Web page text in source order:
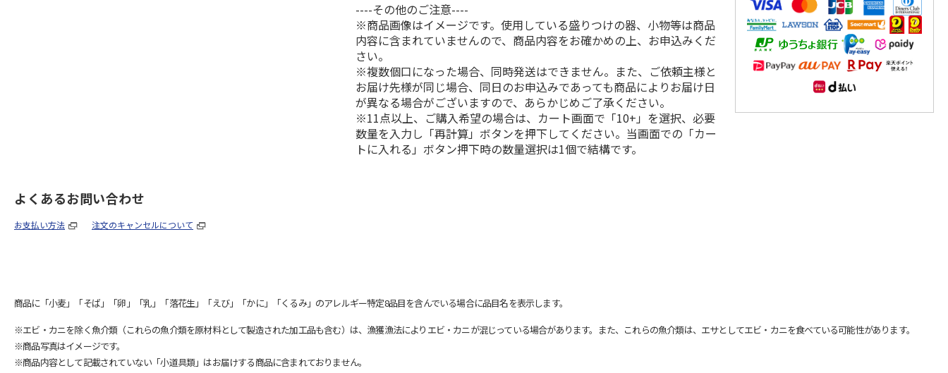
----その他のご注意----
※商品画像はイメージです。使用している盛りつけの器、小物等は商品
内容に含まれていませんので、商品内容をお確かめの上、お申込みくだ
さい。
※複数個口になった場合、同時発送はできません。また、ご依頼主様と
お届け先様が同じ場合、同日のお申込みであっても商品によりお届け日
が異なる場合がございますので、あらかじめご了承ください。
※11点以上、ご購入希望の場合は、カート画面で「10+」を選択、必要
数量を入力し「再計算」ボタンを押下してください。当画面での「カー
トに入れる」ボタン押下時の数量選択は1個で結構です。
よくあるお問い合わせ
お支払い方法 注文のキャンセルについて
商品に「小麦」「そば」「卵」「乳」「落花生」「えび」「かに」「くるみ」のアレルギー特定8品目を含んでいる場合に品目名を表示します。
※エビ・カニを除く魚介類（これらの魚介類を原材料として製造された加工品も含む）は、漁獲漁法によりエビ・カニが混じっている場合があります。また、これらの魚介類は、エサとしてエビ・カニを食べている可能性があります。
※商品写真はイメージです。
※商品内容として記載されていない「小道具類」はお届けする商品に含まれておりません。